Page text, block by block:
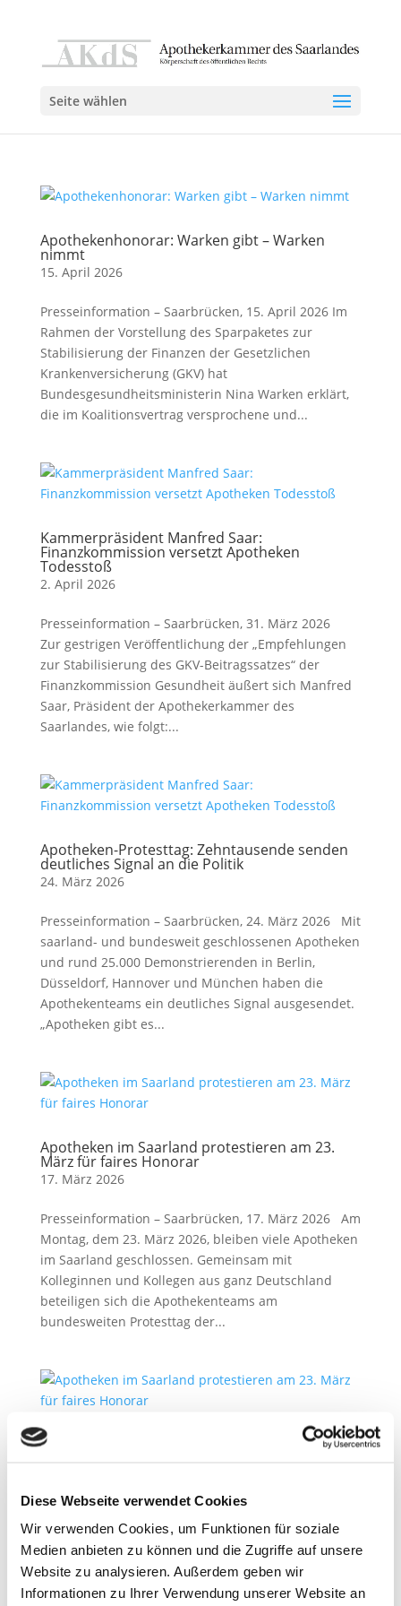
Diese Webseite verwendet Cookies
Wir verwenden Cookies, um Funktionen für soziale
Medien anbieten zu können und die Zugriffe auf unsere
Website zu analysieren. Außerdem geben wir
Informationen zu Ihrer Verwendung unserer Website an
Seite wählen
Apothekenhonorar: Warken gibt – Warken
nimmt
15. April 2026
Presseinformation – Saarbrücken, 15. April 2026 Im
Rahmen der Vorstellung des Sparpaketes zur
Stabilisierung der Finanzen der Gesetzlichen
Krankenversicherung (GKV) hat
Bundesgesundheitsministerin Nina Warken erklärt,
die im Koalitionsvertrag versprochene und...
Kammerpräsident Manfred Saar:
Finanzkommission versetzt Apotheken
Todesstoß
2. April 2026
Presseinformation – Saarbrücken, 31. März 2026
Zur gestrigen Veröffentlichung der „Empfehlungen
zur Stabilisierung des GKV-Beitragssatzes“ der
Finanzkommission Gesundheit äußert sich Manfred
Saar, Präsident der Apothekerkammer des
Saarlandes, wie folgt:...
Apotheken-Protesttag: Zehntausende senden
deutliches Signal an die Politik
24. März 2026
Presseinformation – Saarbrücken, 24. März 2026 Mit
saarland- und bundesweit geschlossenen Apotheken
und rund 25.000 Demonstrierenden in Berlin,
Düsseldorf, Hannover und München haben die
Apothekenteams ein deutliches Signal ausgesendet.
„Apotheken gibt es...
Apotheken im Saarland protestieren am 23.
März für faires Honorar
17. März 2026
Presseinformation – Saarbrücken, 17. März 2026 Am
Montag, dem 23. März 2026, bleiben viele Apotheken
im Saarland geschlossen. Gemeinsam mit
Kolleginnen und Kollegen aus ganz Deutschland
beteiligen sich die Apothekenteams am
bundesweiten Protesttag der...
Apotheken beschließen bundesweite Proteste
Presseinformation – Saarbrücken, 02. März 2026 Die
Apothekerschaft kündigt weitere bundesweite
Protestmaßnahmen an, um für eine
Honorarerhöhung zu kämpfen. Konkret hat die
Mitgliederversammlung der ABDA –